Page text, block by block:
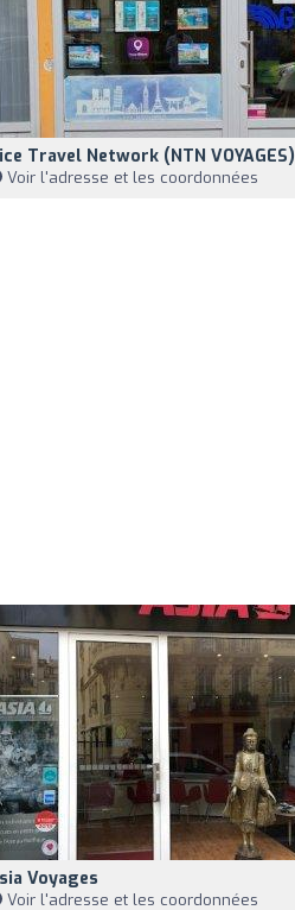
Travel Network (NTN VOYAGES)
Voir l'adresse et les coordonnées
Voyages
Voir l'adresse et les coordonnées